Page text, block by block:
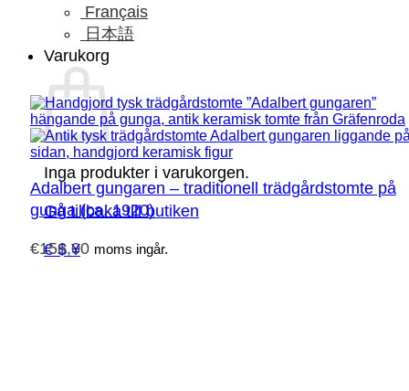
Français
日本語
Varukorg
Inga produkter i varukorgen.
Gå tillbaka till butiken
€ $ ¥
Adalbert gungaren – traditionell trädgårdstomte på
gunga (ca. 1920)
€156,00 moms ingår.